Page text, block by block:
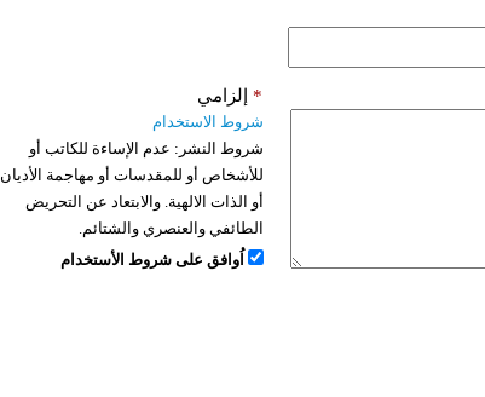
إلزامي *
شروط الاستخدام
شروط النشر: عدم الإساءة للكاتب أو
للأشخاص أو للمقدسات أو مهاجمة الأديان
أو الذات الالهية. والابتعاد عن التحريض
الطائفي والعنصري والشتائم.
اُوافق على شروط الأستخدام